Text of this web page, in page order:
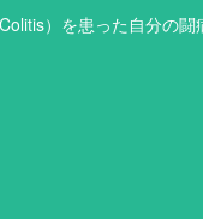
）を患った自分の